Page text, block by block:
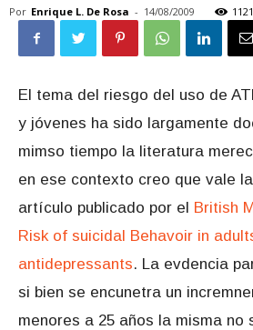
Por Enrique L. De Rosa - 14/08/2009 1121
El tema del riesgo del uso de
y jóvenes ha sido largamente
mimso tiempo la literatura
en ese contexto creo que vale
artículo publicado por el British
Risk of suicidal Behavoir in
antidepressants. La evdencia
si bien se encunetra un
menores a 25 años la misma no